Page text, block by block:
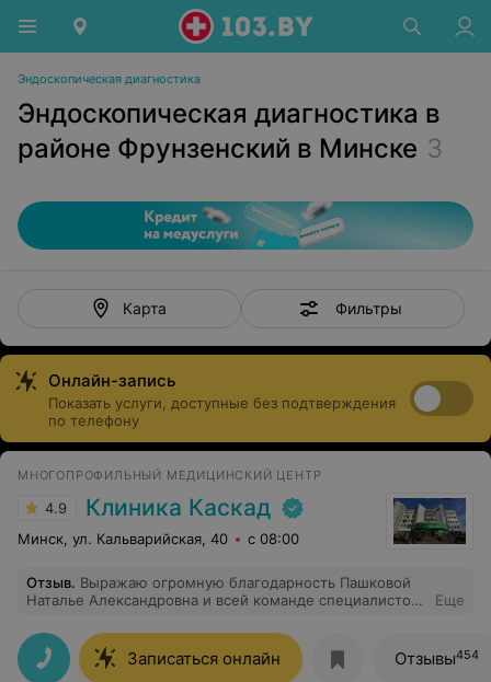
Эндоскопическая диагностика
Эндоскопическая диагностика в
районе Фрунзенский в Минске 3
Карта Фильтры
Онлайн-запись
Показать услуги, доступные без подтверждения
по телефону
МНОГОПРОФИЛЬНЫЙ МЕДИЦИНСКИЙ ЦЕНТР
4.9 Клиника Каскад
Минск, ул. Кальварийская, 40 с 08:00
Отзыв. Выражаю огромную благодарность Пашковой
Наталье Александровна и всей команде специалистов
седацией! Всё прошло на высшем уровне! Все были
внимательны и добры ко мне! Рекомендую обращаться
в данную клинику!
Еще
Записаться онлайн Отзывы454